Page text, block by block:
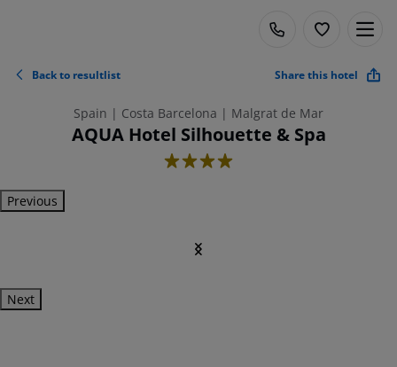
Back to resultlist Share this hotel
Spain | Costa Barcelona | Malgrat de Mar
AQUA Hotel Silhouette & Spa
4
Previous
Next